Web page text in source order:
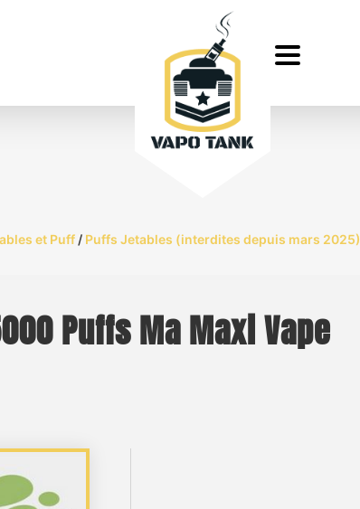
et Puff/ Puffs Jetables (interdites depuis mars 2025)
Puffs Ma Maxi Vape